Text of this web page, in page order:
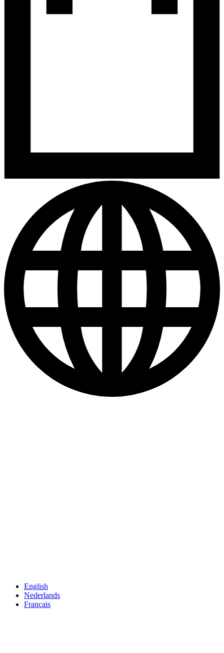
English
Nederlands
Français